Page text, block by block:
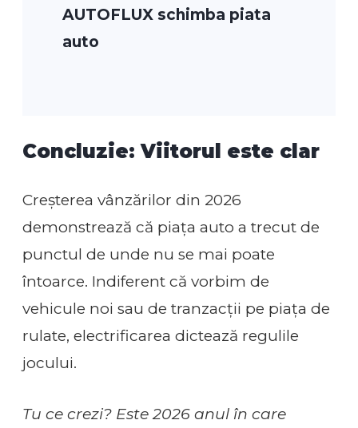
AUTOFLUX schimba piata
auto
Concluzie: Viitorul este clar
Creșterea vânzărilor din 2026
demonstrează că piața auto a trecut de
punctul de unde nu se mai poate
întoarce. Indiferent că vorbim de
vehicule noi sau de tranzacții pe piața de
rulate, electrificarea dictează regulile
jocului.
Tu ce crezi? Este 2026 anul în care